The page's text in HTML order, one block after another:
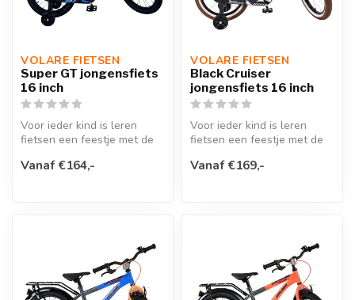
VOLARE FIETSEN
Super GT jongensfiets
16 inch
Voor ieder kind is leren
fietsen een feestje met de
kind...
Vanaf €164,-
VOLARE FIETSEN
Black Cruiser
jongensfiets 16 inch
Voor ieder kind is leren
fietsen een feestje met de
inch...
Vanaf €169,-